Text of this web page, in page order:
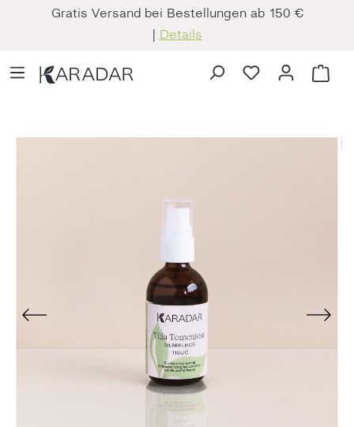
Zum Hauptinhalt springen
Gratis Versand bei Bestellungen ab 150 €
Details
Du hast 0